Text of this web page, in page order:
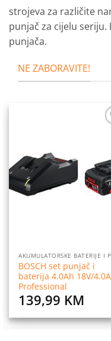
strojeva za različite
punjač za cijelu seriju.
punjača.
NE ZABORAVITE!
BOSCH set punjač i
baterija 4.0Ah 18V/
Professional
139,99 KM